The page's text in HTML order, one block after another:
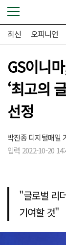
최신 오피니언
GS이니
‘최고의
선정
박진종 디지털매일
입력 2022-10-20
"글로벌 리
기여할 것"